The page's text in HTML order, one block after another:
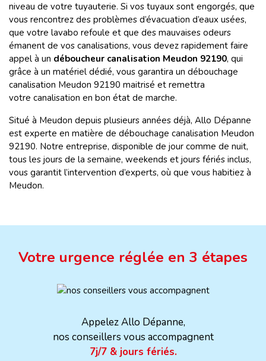
niveau de votre tuyauterie. Si vos tuyaux sont engorgés, que
vous rencontrez des problèmes d’évacuation d’eaux usées,
que votre lavabo refoule et que des mauvaises odeurs
émanent de vos canalisations, vous devez rapidement faire
appel à un déboucheur canalisation Meudon 92190, qui
grâce à un matériel dédié, vous garantira un débouchage
canalisation Meudon 92190 maitrisé et remettra
votre canalisation en bon état de marche.
Situé à Meudon depuis plusieurs années déjà, Allo Dépanne
est experte en matière de débouchage canalisation Meudon
92190. Notre entreprise, disponible de jour comme de nuit,
tous les jours de la semaine, weekends et jours fériés inclus,
vous garantit l’intervention d’experts, où que vous habitiez à
Meudon.
Votre urgence réglée en 3 étapes
Appelez Allo Dépanne,
nos conseillers vous accompagnent
7j/7 & jours fériés.